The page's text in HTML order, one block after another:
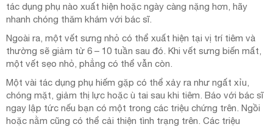
tác dụng phụ nào xuất hiện hoặc ngày càng nặng hơn, hãy
nhanh chóng thăm khám với bác sĩ.
Ngoài ra, một vết sưng nhỏ có thể xuất hiện tại vị trí tiêm và
thường sẽ giảm từ 6 – 10 tuần sau đó. Khi vết sưng biến mất,
một vết sẹo nhỏ, phẳng có thể vẫn còn.
Một vài tác dụng phụ hiếm gặp có thể xảy ra như ngất xỉu,
chóng mặt, giảm thị lực hoặc ù tai sau khi tiêm. Báo với bác sĩ
ngay lập tức nếu bạn có một trong các triệu chứng trên. Ngồi
hoặc nằm cũng có thể cải thiện tình trạng trên. Các triệu